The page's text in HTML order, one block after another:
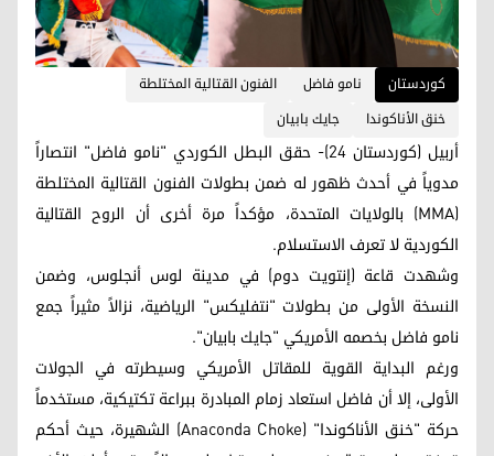
کوردستان نامو فاضل
الفنون القتالية المختلطة
خنق الأناكوندا
جايك بابيان
أربيل (كوردستان 24)- حقق البطل الكوردي "نامو فاضل" انتصاراً
مدوياً في أحدث ظهور له ضمن بطولات الفنون القتالية المختلطة
(MMA) بالولايات المتحدة، مؤكداً مرة أخرى أن الروح القتالية
الكوردية لا تعرف الاستسلام.
وشهدت قاعة (إنتويت دوم) في مدينة لوس أنجلوس، وضمن
النسخة الأولى من بطولات "نتفليكس" الرياضية، نزالاً مثيراً جمع
نامو فاضل بخصمه الأمريكي "جايك بابيان".
ورغم البداية القوية للمقاتل الأمريكي وسيطرته في الجولات
الأولى، إلا أن فاضل استعاد زمام المبادرة ببراعة تكتيكية، مستخدماً
حركة "خنق الأناكوندا" (Anaconda Choke) الشهيرة، حيث أحكم